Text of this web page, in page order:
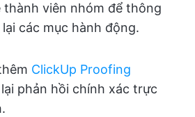
thành viên nhóm để thông
các mục hành động.
ClickUp Proofing
phản hồi chính xác trực